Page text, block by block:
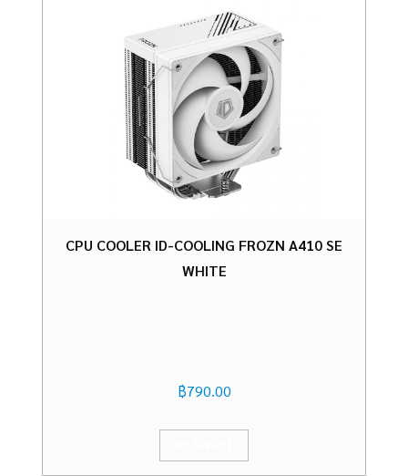
CPU COOLER ID-COOLING FROZN A410 SE
WHITE
฿790.00